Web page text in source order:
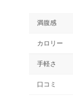
満腹感
カロリー
手軽さ
口コミ